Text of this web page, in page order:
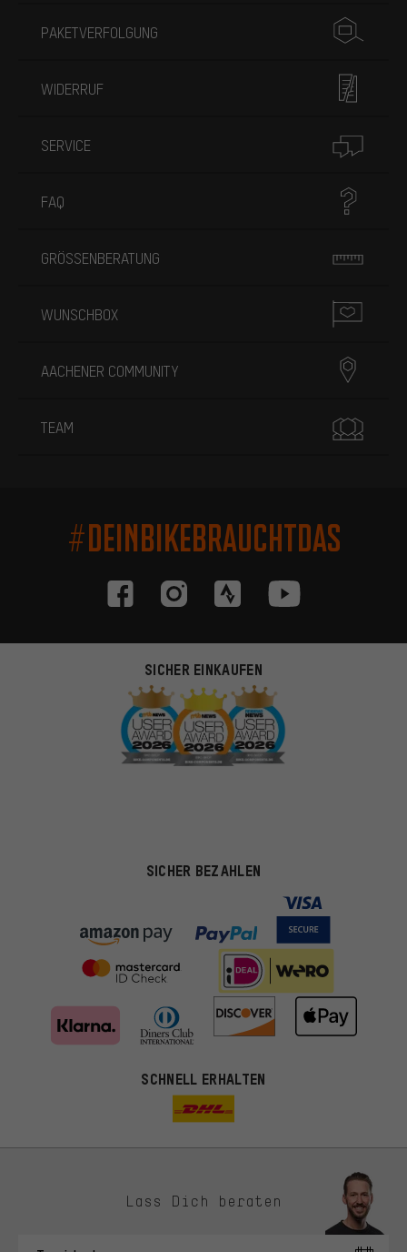
PAKETVERFOLGUNG
WIDERRUF
SERVICE
FAQ
GRÖSSENBERATUNG
WUNSCHBOX
AACHENER COMMUNITY
TEAM
#DEINBIKEBRAUCHTDAS
SICHER EINKAUFEN
SICHER BEZAHLEN
SCHNELL ERHALTEN
Lass Dich beraten
Du bekommst, statt zufälliger Werbung, genauer passende